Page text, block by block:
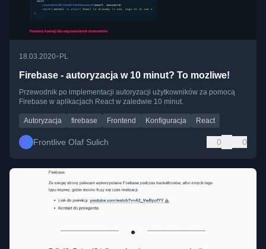
18.03.2020• PL
Firebase - autoryzacja w 10 minut? To mozliwe!
Przewodnik po implementacji autoryzacji użytkowników za pomocą
Firebase w aplikacjach React w zaledwie 10 minut.
Autoryzacja firebase Frontend Konfiguracja React
Frontlive Olaf Sulich 0 0